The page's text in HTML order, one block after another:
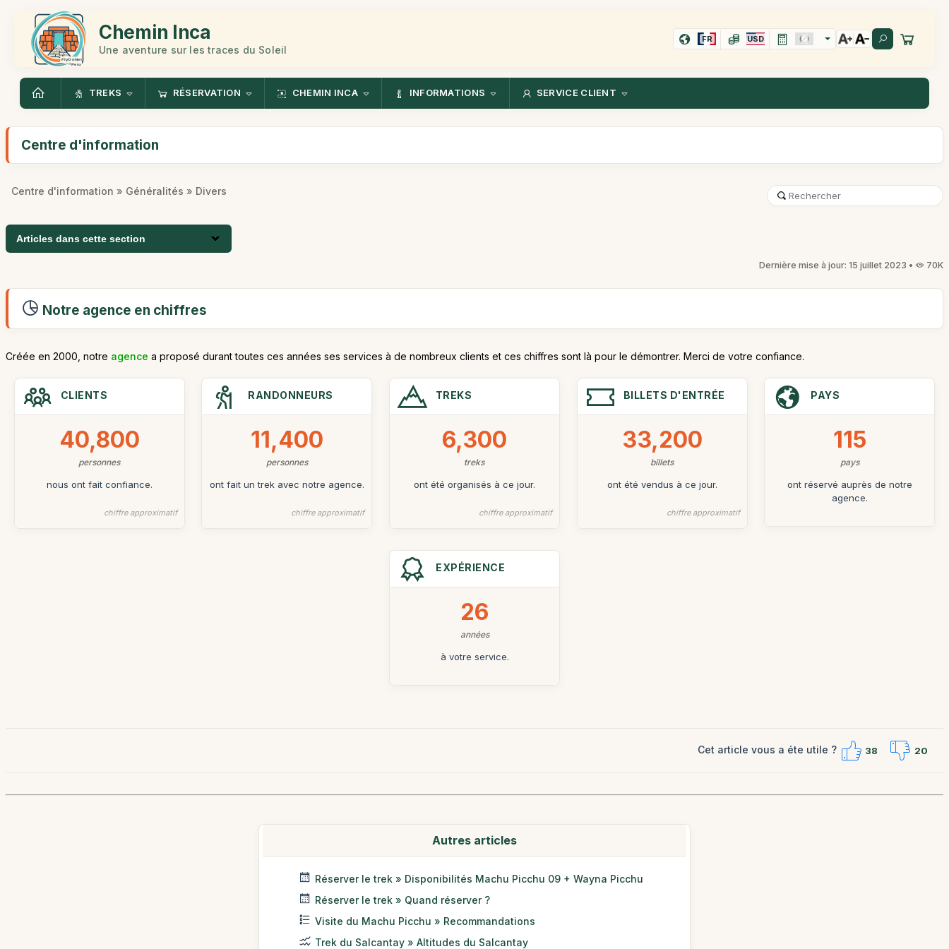
Chemin Inca
Une aventure sur les traces du Soleil
FR USD
TREKS RÉSERVATION CHEMIN INCA INFORMATIONS SERVICE CLIENT
Centre d'information
Centre d'information » Généralités » Divers
Articles dans cette section
Dernière mise à jour: 15 juillet 2023 • 70K
Notre agence en chiffres
Créée en 2000, notre agence a proposé durant toutes ces années ses services à de nombreux clients et ces chiffres sont là pour le démontrer. Merci de votre confiance.
CLIENTS
40,800
personnes
nous ont fait confiance.
chiffre approximatif
RANDONNEURS
11,400
personnes
ont fait un trek avec notre agence.
chiffre approximatif
TREKS
6,300
treks
ont été organisés à ce jour.
chiffre approximatif
BILLETS D'ENTRÉE
33,200
billets
ont été vendus à ce jour.
chiffre approximatif
PAYS
115
pays
ont réservé auprès de notre
agence.
EXPÉRIENCE
26
années
à votre service.
Cet article vous a éte utile ? 38 20
Autres articles
Réserver le trek » Disponibilités Machu Picchu 09 + Wayna Picchu
Réserver le trek » Quand réserver ?
Visite du Machu Picchu » Recommandations
Trek du Salcantay » Altitudes du Salcantay